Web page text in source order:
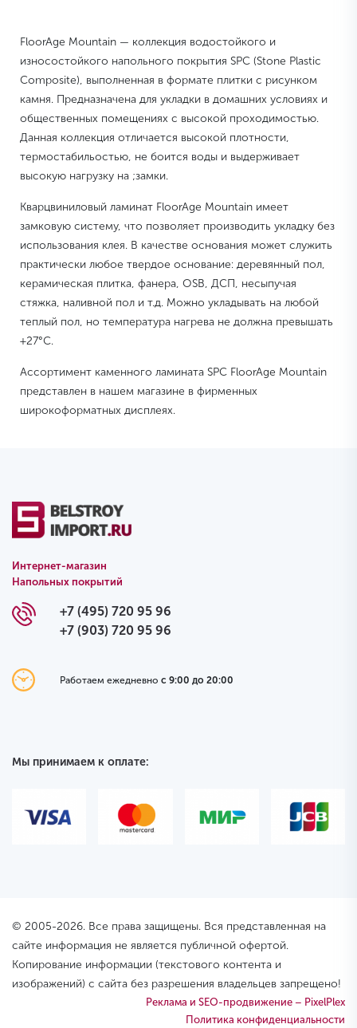
FloorAge Mountain — коллекция водостойкого и
износостойкого напольного покрытия SPC (Stone Plastic
Composite), выполненная в формате плитки с рисунком
камня. Предназначена для укладки в домашних условиях и
общественных помещениях с высокой проходимостью.
Данная коллекция отличается высокой плотности,
термостабильостью, не боится воды и выдерживает
высокую нагрузку на ;замки.
Кварцвиниловый ламинат FloorAge Mountain имеет
замковую систему, что позволяет производить укладку без
использования клея. В качестве основания может служить
практически любое твердое основание: деревянный пол,
керамическая плитка, фанера, OSB, ДСП, несыпучая
стяжка, наливной пол и т.д. Можно укладывать на любой
теплый пол, но температура нагрева не должна превышать
+27°C.
Ассортимент каменного ламината SPC FloorAge Mountain
представлен в нашем магазине в фирменных
широкоформатных дисплеях.
Интернет-магазин
Напольных покрытий
+7 (495) 720 95 96
+7 (903) 720 95 96
Работаем ежедневно с 9:00 до 20:00
Мы принимаем к оплате:
© 2005-2026. Все права защищены. Вся представленная на
сайте информация не является публичной офертой.
Копирование информации (текстового контента и
изображений) с сайта без разрешения владельцев запрещено!
Реклама и SEO-продвижение – PixelPlex
Политика конфиденциальности